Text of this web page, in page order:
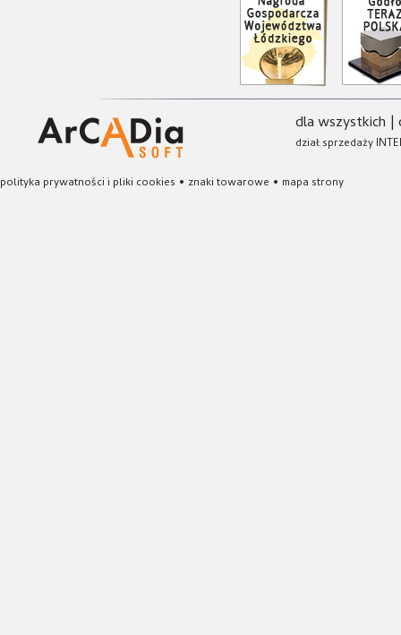
dla wszystkich |
dział sprzedaży
polityka prywatności i pliki cookies • znaki towarowe • mapa strony